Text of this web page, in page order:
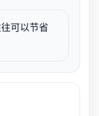
可以节省